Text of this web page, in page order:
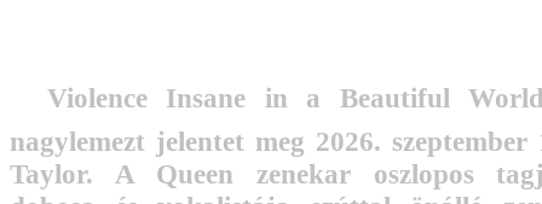
Violence Insane in a Beautiful
nagylemezt jelentet meg 2026. szeptember
Taylor. A Queen zenekar oszlopos